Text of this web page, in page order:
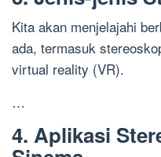
Kita akan menjelajahi
ada, termasuk
virtual reality (VR).
…
4. Aplikasi